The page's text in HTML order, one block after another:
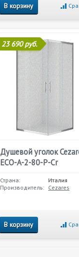
В корзину
23 690 руб.
Душевой уголок
ECO-A-2-80-P-Cr
Страна:
Италия
Производитель: Cezares
В корзину